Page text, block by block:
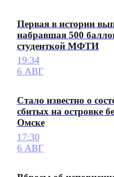
Первая в истории
набравшая 500
студенткой МФТИ
19:34
6 АВГ
Стало известно о
сбитых на островке
Омске
17:30
6 АВГ